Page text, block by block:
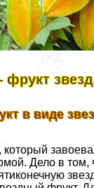
в виде
Дело в том,